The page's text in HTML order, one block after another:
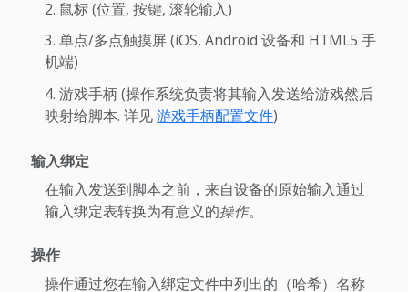
鼠标 (位置, 按键, 滚轮输入)
单点/多点触摸屏 (iOS, Android 设备和 HTML5 手
机端)
游戏手柄 (操作系统负责将其输入发送给游戏然后
映射给脚本. 详见游戏手柄配置文件)
输入绑定
在输入发送到脚本之前，来自设备的原始输入通过
输入绑定表转换为有意义的操作。
操作
操作通过您在输入绑定文件中列出的（哈希）名称